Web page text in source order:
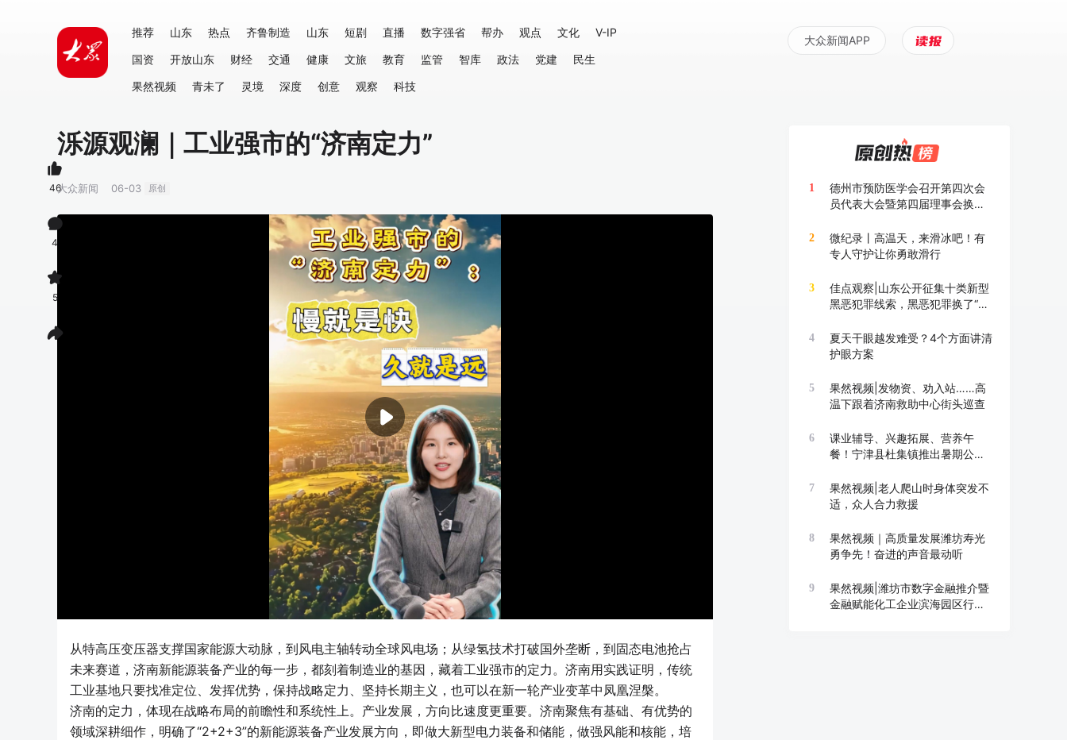
推荐 山东 热点 齐鲁制造 山东 短剧 直播 数字强省 帮办 观点 文化
V-IP
国资
开放山东 财经 交通 健康 文旅 教育 监管 智库 政法 党建
民生
果然视频
青未了 灵境 深度 创意 观察 科技
大众新闻APP
泺源观澜｜工业强市的“济南定力”
大众新闻 06-03 原创
从特高压变压器支撑国家能源大动脉，到风电主轴转动全球风电场；从绿氢技术打破国外垄断，到固态电池抢占
未来赛道，济南新能源装备产业的每一步，都刻着制造业的基因，藏着工业强市的定力。济南用实践证明，传统
工业基地只要找准定位、发挥优势，保持战略定力、坚持长期主义，也可以在新一轮产业变革中凤凰涅槃。
济南的定力，体现在战略布局的前瞻性和系统性上。产业发展，方向比速度更重要。济南聚焦有基础、有优势的
领域深耕细作，明确了“2+2+3”的新能源装备产业发展方向，即做大新型电力装备和储能，做强风能和核能，培
46
4
5
1
德州市预防医学会召开第四次会
员代表大会暨第四届理事会换届
2
微纪录丨高温天，来滑冰吧！有
专人守护让你勇敢滑行
3
佳点观察|山东公开征集十类新型
黑恶犯罪线索，黑恶犯罪换了“马
4
夏天干眼越发难受？4个方面讲清
护眼方案
5
果然视频|发物资、劝入站……高
温下跟着济南救助中心街头巡查
6
课业辅导、兴趣拓展、营养午
餐！宁津县杜集镇推出暑期公益
7
果然视频|老人爬山时身体突发不
适，众人合力救援
8
果然视频｜高质量发展潍坊寿光
勇争先！奋进的声音最动听
9
果然视频|潍坊市数字金融推介暨
金融赋能化工企业滨海园区行举